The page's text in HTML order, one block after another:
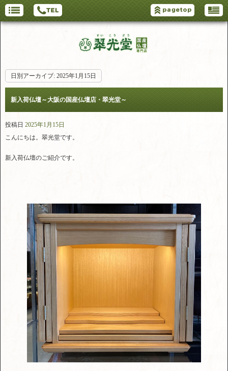
日別アーカイブ: 2025年1月15日
新入荷仏壇～大阪の国産仏壇店・翠光堂～
投稿日 2025年1月15日
こんにちは。翠光堂です。
新入荷仏壇のご紹介です。